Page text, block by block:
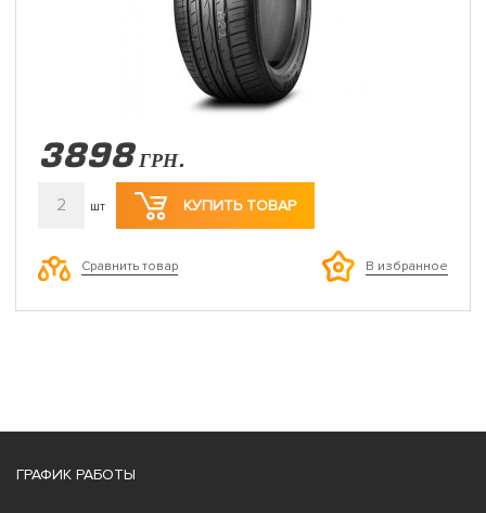
3898 ГРН.
2 шт КУПИТЬ ТОВАР
Сравнить товар В избранное
ГРАФИК РАБОТЫ